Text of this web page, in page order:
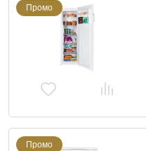
Промо
Промо